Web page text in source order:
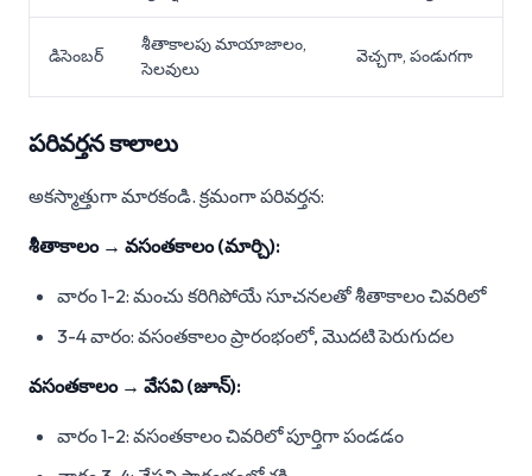
డిసెంబర్
శీతాకాలపు మాయాజాలం,
సెలవులు
వెచ్చగా, పండుగగా
పరివర్తన కాలాలు
అకస్మాత్తుగా మారకండి. క్రమంగా పరివర్తన:
శీతాకాలం → వసంతకాలం (మార్చి):
వారం 1-2: మంచు కరిగిపోయే సూచనలతో శీతాకాలం చివరిలో
3-4 వారం: వసంతకాలం ప్రారంభంలో, మొదటి పెరుగుదల
వసంతకాలం → వేసవి (జూన్):
వారం 1-2: వసంతకాలం చివరిలో పూర్తిగా పండడం